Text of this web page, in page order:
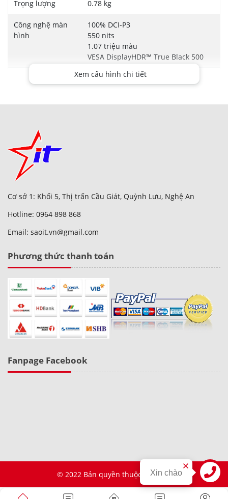
Trọng lượng 0.78 kg
Công nghệ màn
hình
100% DCI-P3
550 nits
1.07 triệu màu
VESA DisplayHDR™ True Black 500
5.2 (Dual band) 2*2
Xem cấu hình chi tiết
Cơ sở 1: Khối 5, Thị trấn Cầu Giát, Quỳnh Lưu, Nghệ An
Hotline: 0964 898 868
Email: saoit.vn@gmail.com
Phương thức thanh toán
Fanpage Facebook
© 2022 Bản quyền thuộc về SaoIT
Liên hệ
Xin chào